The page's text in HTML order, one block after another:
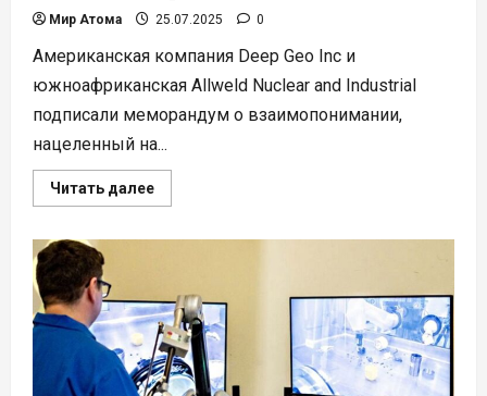
Мир Атома 25.07.2025 0
Американская компания Deep Geo Inc и
южноафриканская Allweld Nuclear and Industrial
подписали меморандум о взаимопонимании,
нацеленный на...
Читать далееПрочитать
больше
альянс
США
и
ЮАР
бросает
вызов
застою